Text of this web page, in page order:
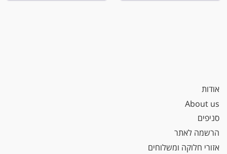
אודות
About us
סניפים
הרשמה לאתר
אזורי חלוקה ומשלוחים